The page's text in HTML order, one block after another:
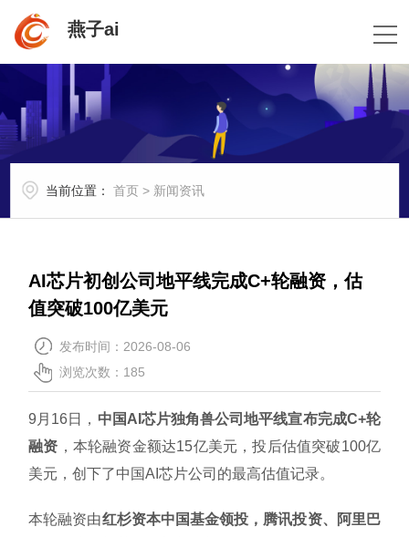
燕子ai
当前位置： 首页 > 新闻资讯
AI芯片初创公司地平线完成C+轮融资，估
值突破100亿美元
发布时间：2026-08-06
浏览次数：185
9月16日， 中国AI芯片独角兽公司地平线宣布完成C+轮
融资 ，本轮融资金额达15亿美元，投后估值突破100亿
美元，创下了中国AI芯片公司的最高估值记录。
本轮融资由红杉资本中国基金领投，腾讯投资、阿里巴